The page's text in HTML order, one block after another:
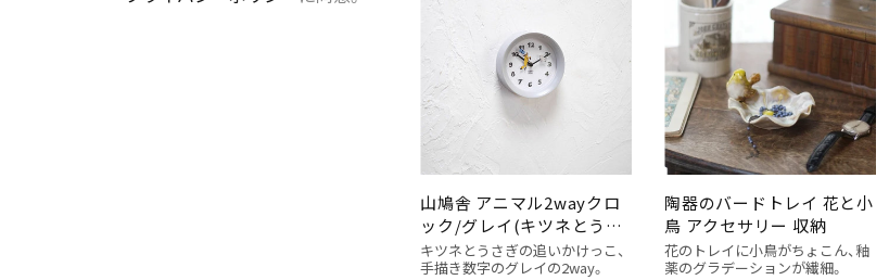
山鳩舎 アニマル2wayクロ
ック/グレイ(キツネとうさ
ぎ) 壁掛け時計
キツネとうさぎの追いかけっこ、
手描き数字のグレイの2way。
陶器のバードトレイ 花と小
鳥 アクセサリー 収納
花のトレイに小鳥がちょこん、釉
薬のグラデーションが繊細。